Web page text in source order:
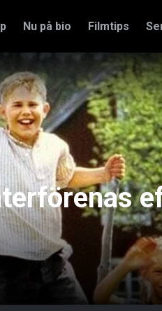
Nu på bio Filmtips